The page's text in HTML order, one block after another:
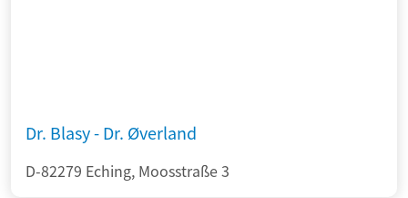
Dr. Blasy - Dr. Øverland
D-82279 Eching, Moosstraße 3